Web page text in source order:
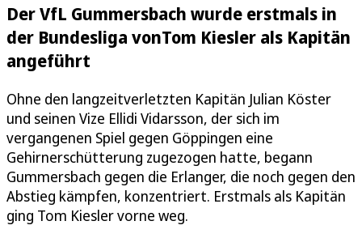
Der VfL Gummersbach wurde erstmals in
der Bundesliga vonTom Kiesler als Kapitän
angeführt
Ohne den langzeitverletzten Kapitän Julian Köster
und seinen Vize Ellidi Vidarsson, der sich im
vergangenen Spiel gegen Göppingen eine
Gehirnerschütterung zugezogen hatte, begann
Gummersbach gegen die Erlanger, die noch gegen den
Abstieg kämpfen, konzentriert. Erstmals als Kapitän
ging Tom Kiesler vorne weg.